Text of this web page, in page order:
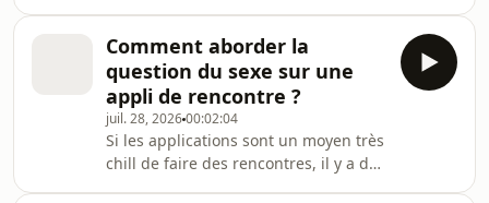
Mazaurette de cette pratique
sexuelle, encore pas mal
taboue.&nbsp;Alors aujourd’hui, dans
la Question Q, je te dis tout ce qu’il y a
à savoir sur la sodomie ! Hébergé par
Audion. Visitez
https://www.audion.fm/fr/privacy-
Comment aborder la
question du sexe sur une
appli de rencontre ?
juil. 28, 202600:02:04
Si les applications sont un moyen très
chill de faire des rencontres, il y a des